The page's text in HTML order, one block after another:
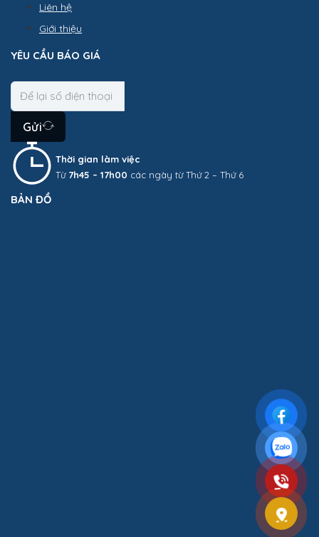
Liên hệ
Giới thiệu
YÊU CẦU BÁO GIÁ
Gửi
Thời gian làm việc
Từ 7h45 – 17h00 các ngày từ Thứ 2 – Thứ 6
BẢN ĐỒ